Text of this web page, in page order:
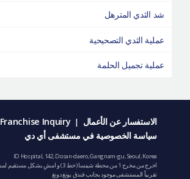
شد الثدي المترهل
عملية الثدي التصحيحية
عملية تجميل الحلمة
الاستفسار عن الأعمال |
Franchise Inquiry
سياسة الخصوصية في مستشفى أي دي
ID Hospital, 142, Dosan-daero, Gangnam-gu, Seoul, Korea
تقريباً المستشفى موجود بجانب فندق يونغ دونغ